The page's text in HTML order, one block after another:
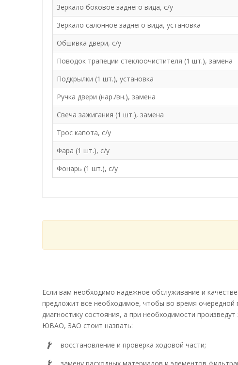
Зеркало боковое заднего вида, с/у
Зеркало салонное заднего вида, установка
Обшивка двери, с/у
Поводок трапеции стеклоочистителя (1 шт.), замена
Подкрылки (1 шт.), установка
Ручка двери (нар./вн.), замена
Свеча зажигания (1 шт.), замена
Трос капота, с/у
Фара (1 шт.), с/у
Фонарь (1 шт.), с/у
Если вам необходимо надежное обслуживание и
предложит все необходимое, чтобы во время
диагностику состояния, а при необходимости
ЮВАО, ЗАО стоит назвать:
восстановление и проверка ходовой части;